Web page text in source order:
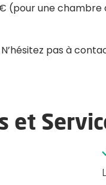
(pour une
pas à
et